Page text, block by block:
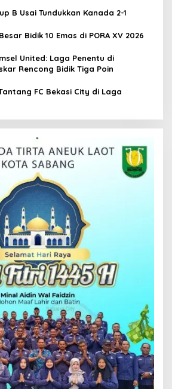
B Usai Tundukkan Kanada 2-1
Bidik 10 Emas di PORA XV 2026
United: Laga Penentu di
Rencong Bidik Tiga Poin
FC Bekasi City di Laga